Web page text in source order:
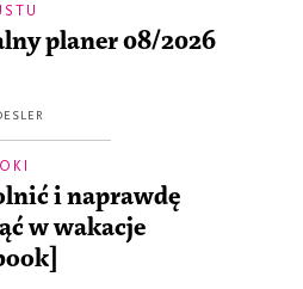
planer 08/2026
i naprawdę
w wakacje